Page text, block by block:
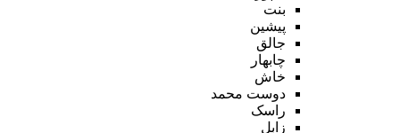
بنت
پیشین
جالق
چابهار
خاش
دوست محمد
راسک
زابل